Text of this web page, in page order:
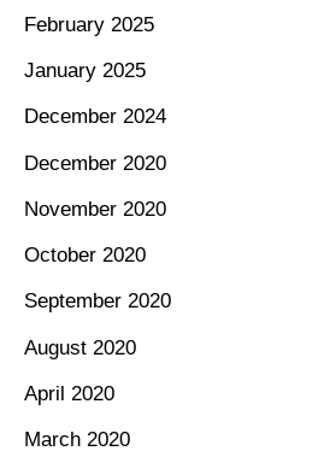
February 2025
January 2025
December 2024
December 2020
November 2020
October 2020
September 2020
August 2020
April 2020
March 2020